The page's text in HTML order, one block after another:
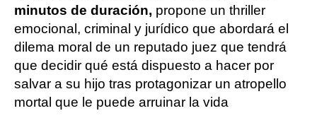
minutos de duración, propone un thriller
emocional, criminal y jurídico que abordará el
dilema moral de un reputado juez que tendrá
que decidir qué está dispuesto a hacer por
salvar a su hijo tras protagonizar un atropello
mortal que le puede arruinar la vida